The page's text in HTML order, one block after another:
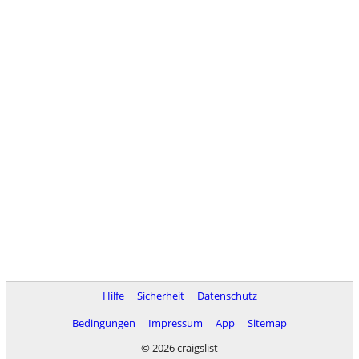
Hilfe Sicherheit
Datenschutz
Bedingungen
Impressum App
Sitemap
© 2026 craigslist